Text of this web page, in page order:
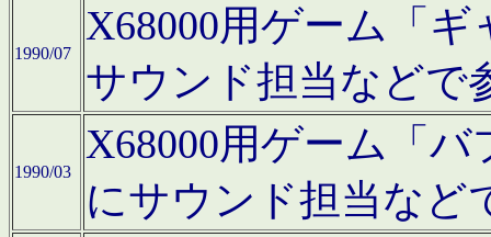
1990/07
X68000用ゲーム「
サウンド担当などで
1990/03
X68000用ゲーム「
にサウンド担当など